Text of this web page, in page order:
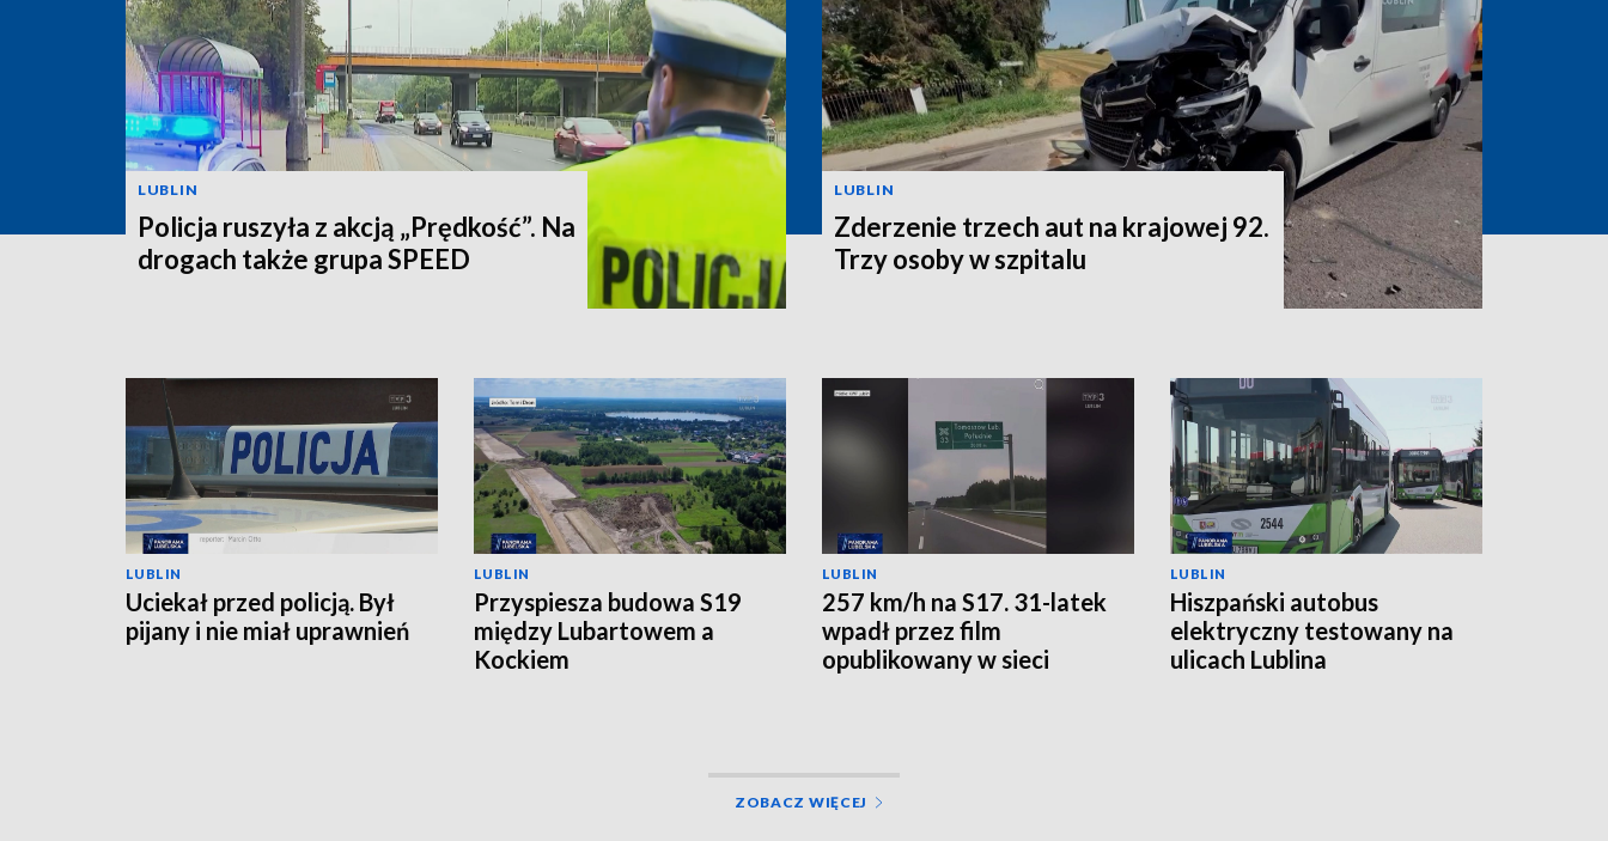
LUBLIN
Policja ruszyła z akcją „Prędkość”. Na
drogach także grupa SPEED
LUBLIN
Zderzenie trzech aut na krajowej 92.
Trzy osoby w szpitalu
LUBLIN
Uciekał przed policją. Był
pijany i nie miał uprawnień
LUBLIN
Przyspiesza budowa S19
między Lubartowem a
Kockiem
LUBLIN
257 km/h na S17. 31-latek
wpadł przez film
opublikowany w sieci
LUBLIN
Hiszpański autobus
elektryczny testowany na
ulicach Lublina
ZOBACZ WIĘCEJ